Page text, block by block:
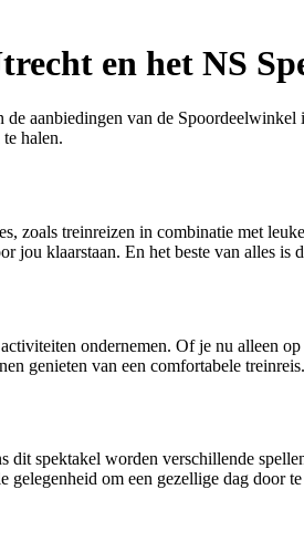
en het NS
aanbiedingen van de
halen.
treinreizen in combinatie met
klaarstaan. En het beste van alles is
ondernemen. Of je nu alleen
genieten van een comfortabele treinreis.
spektakel worden verschillende
om een gezellige dag door